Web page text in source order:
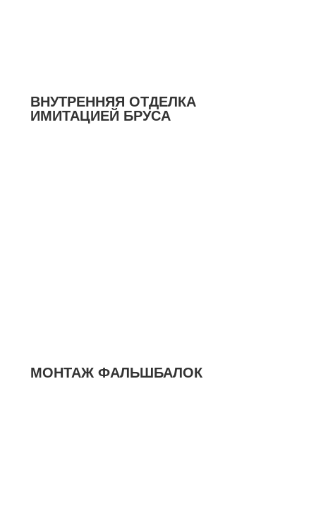
ВНУТРЕННЯЯ ОТДЕЛКА
ИМИТАЦИЕЙ БРУСА
МОНТАЖ ФАЛЬШБАЛОК